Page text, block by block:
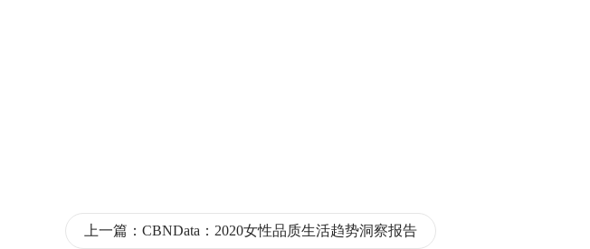
上一篇： CBNData：2020女性品质生活趋势洞察报告